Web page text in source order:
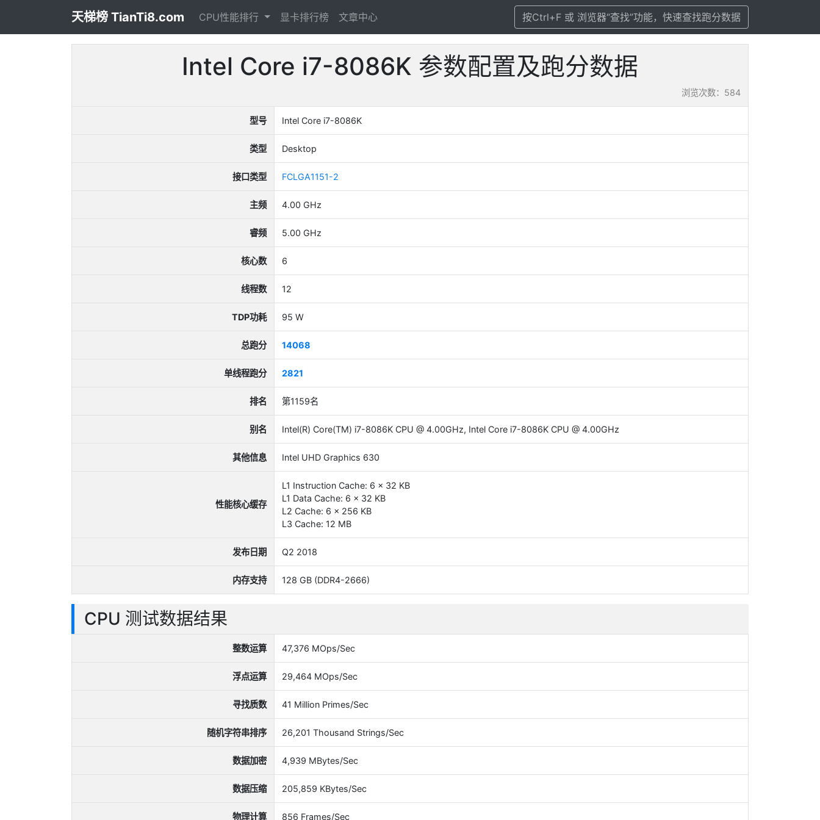
天梯榜 TianTi8.com CPU性能排行 显卡排行榜 文章中心 按Ctrl+F 或 浏览器“查找”功能，快速查找跑分数据
Intel Core i7-8086K 参数配置及跑分数据
浏览次数：584
型号 Intel Core i7-8086K
类型 Desktop
接口类型 FCLGA1151-2
主频 4.00 GHz
睿频 5.00 GHz
核心数 6
线程数 12
TDP功耗 95 W
总跑分 14068
单线程跑分 2821
排名 第1159名
别名 Intel(R) Core(TM) i7-8086K CPU @ 4.00GHz, Intel Core i7-8086K CPU @ 4.00GHz
其他信息 Intel UHD Graphics 630
性能核心缓存
L1 Instruction Cache: 6 x 32 KB
L1 Data Cache: 6 x 32 KB
L2 Cache: 6 x 256 KB
L3 Cache: 12 MB
发布日期 Q2 2018
内存支持 128 GB (DDR4-2666)
CPU 测试数据结果
整数运算 47,376 MOps/Sec
浮点运算 29,464 MOps/Sec
寻找质数 41 Million Primes/Sec
随机字符串排序 26,201 Thousand Strings/Sec
数据加密 4,939 MBytes/Sec
数据压缩 205,859 KBytes/Sec
物理计算 856 Frames/Sec